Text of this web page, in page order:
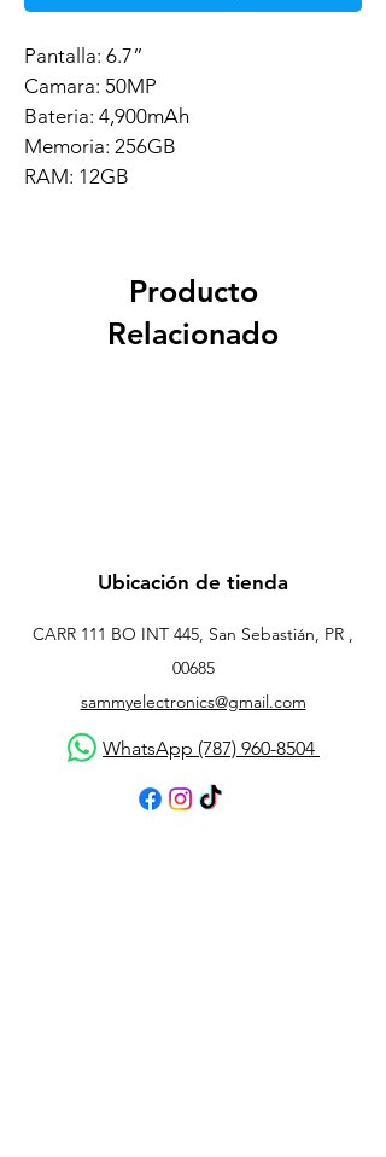
Pantalla: 6.7”
Camara: 50MP
Bateria: 4,900mAh
Memoria: 256GB
RAM: 12GB
Producto
Relacionado
Ubicación de tienda
CARR 111 BO INT 445, San Sebastián, PR ,
00685
sammyelectronics@gmail.com
WhatsApp (787) 960-8504